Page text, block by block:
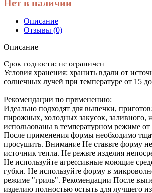
Нет в наличии
Описание
Отзывы (0)
Описание
Срок годности: не ограничен
Условия хранения: хранить вдали от
солнечных лучей при температуре от 15
Рекомендации по применению:
Идеально подходят для выпечки,
пирожных, холодных закусок, заливного,
использованы в температурном режиме
После применения формы необходимо
просушить. Внимание Не ставьте форму
источник тепла. Не режьте изделия
Не используйте агрессивные моющие
губки. Не используйте форму в
режиме "гриль". Рекомендации После
изделию полностью остыть для лучшего